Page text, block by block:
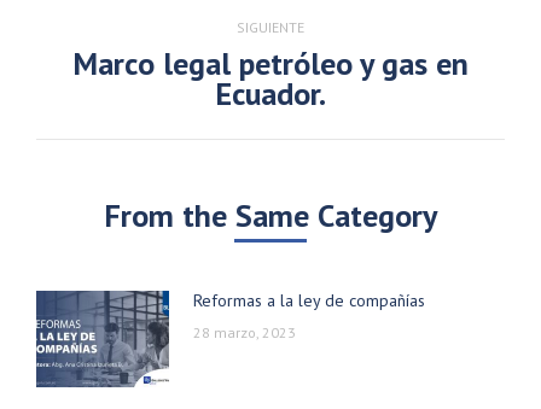
SIGUIENTE
Publicación
siguiente:
Marco legal petróleo y gas en
Ecuador.
From the Same Category
Reformas a la ley de compañías
28 marzo, 2023